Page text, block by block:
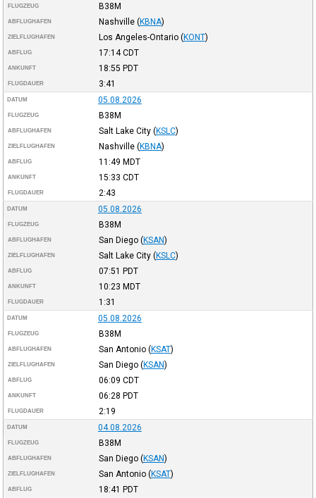
FLUGZEUG B38M
ABFLUGHAFEN Nashville (KBNA)
ZIELFLUGHAFEN Los Angeles-Ontario (KONT)
ABFLUG 17:14CDT
ANKUNFT 18:55 PDT
FLUGDAUER 3:41
DATUM 05.08.2026
FLUGZEUG B38M
ABFLUGHAFEN Salt Lake City (KSLC)
ZIELFLUGHAFEN Nashville (KBNA)
ABFLUG 11:49 MDT
ANKUNFT 15:33 CDT
FLUGDAUER 2:43
DATUM 05.08.2026
FLUGZEUG B38M
ABFLUGHAFEN San Diego (KSAN)
ZIELFLUGHAFEN Salt Lake City (KSLC)
ABFLUG 07:51 PDT
ANKUNFT 10:23 MDT
FLUGDAUER 1:31
DATUM 05.08.2026
FLUGZEUG B38M
ABFLUGHAFEN San Antonio (KSAT)
ZIELFLUGHAFEN San Diego (KSAN)
ABFLUG 06:09 CDT
ANKUNFT 06:28 PDT
FLUGDAUER 2:19
DATUM 04.08.2026
FLUGZEUG B38M
ABFLUGHAFEN San Diego (KSAN)
ZIELFLUGHAFEN San Antonio (KSAT)
ABFLUG 18:41 PDT